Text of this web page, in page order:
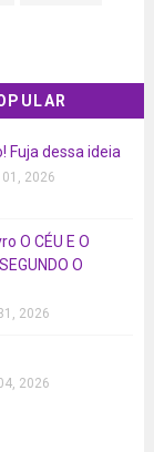
Fuja dessa ideia
01, 2026
O CÉU E O
O
2026
2026